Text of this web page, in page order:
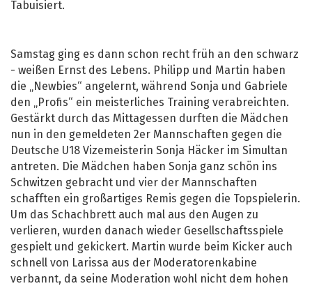
Tabuisiert.
Samstag ging es dann schon recht früh an den schwarz
- weißen Ernst des Lebens. Philipp und Martin haben
die „Newbies“ angelernt, während Sonja und Gabriele
den „Profis“ ein meisterliches Training verabreichten.
Gestärkt durch das Mittagessen durften die Mädchen
nun in den gemeldeten 2er Mannschaften gegen die
Deutsche U18 Vizemeisterin Sonja Häcker im Simultan
antreten. Die Mädchen haben Sonja ganz schön ins
Schwitzen gebracht und vier der Mannschaften
schafften ein großartiges Remis gegen die Topspielerin.
Um das Schachbrett auch mal aus den Augen zu
verlieren, wurden danach wieder Gesellschaftsspiele
gespielt und gekickert. Martin wurde beim Kicker auch
schnell von Larissa aus der Moderatorenkabine
verbannt, da seine Moderation wohl nicht dem hohen